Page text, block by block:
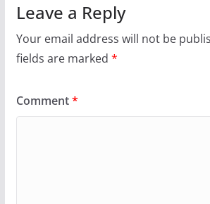
Leave a Reply
Your email address will not be
fields are marked *
Comment*